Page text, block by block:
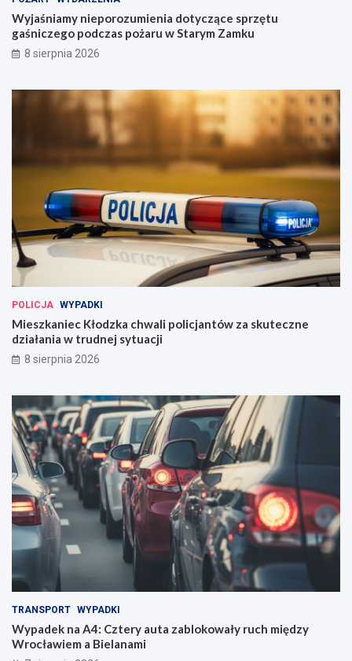
Wyjaśniamy nieporozumienia dotyczące sprzętu
gaśniczego podczas pożaru w Starym Zamku
8 sierpnia 2026
POLICJA WYPADKI
Mieszkaniec Kłodzka chwali policjantów za skuteczne
działania w trudnej sytuacji
8 sierpnia 2026
TRANSPORT WYPADKI
Wypadek na A4: Cztery auta zablokowały ruch między
Wrocławiem a Bielanami